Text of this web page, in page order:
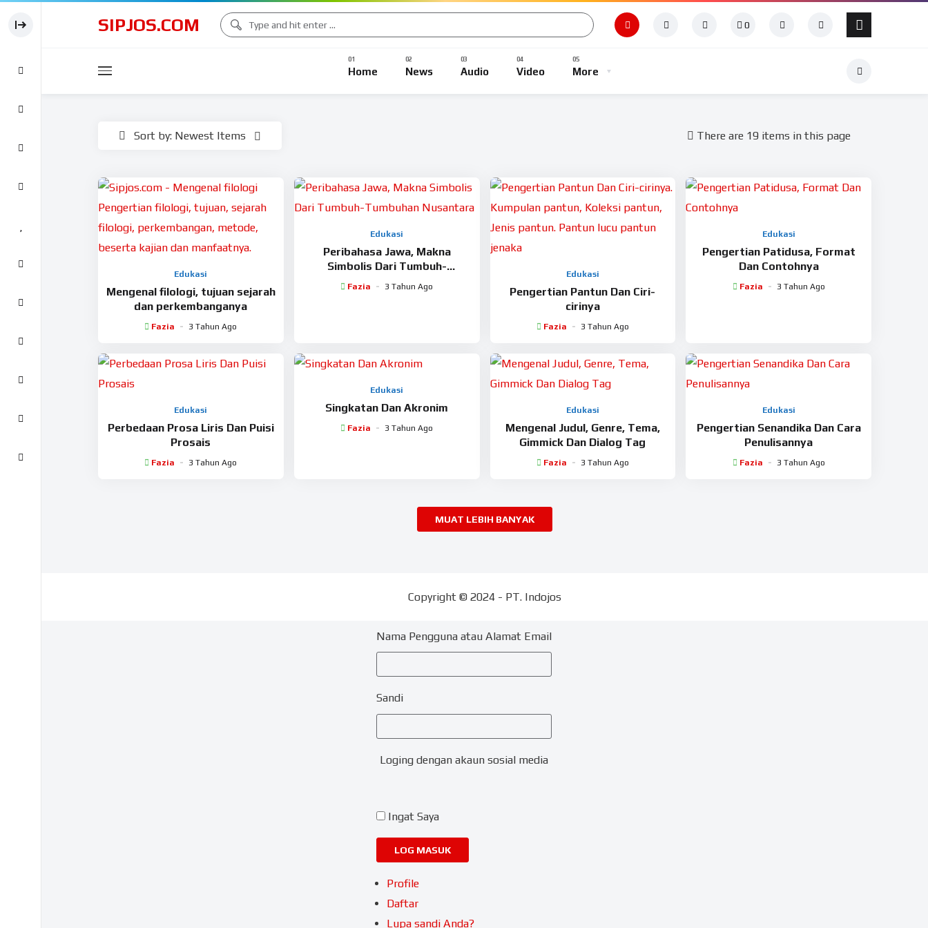
SIPJOS.COM 0
Home News Audio Video More
Sort by: Newest Items There are 19 items in this page
Edukasi
Mengenal filologi, tujuan sejarah
dan perkembanganya
Fazia 3 Tahun Ago
Edukasi
Peribahasa Jawa, Makna
Simbolis Dari Tumbuh-
Tumbuhan Nusantara
Fazia 3 Tahun Ago
Edukasi
Pengertian Pantun Dan Ciri-
cirinya
Fazia 3 Tahun Ago
Edukasi
Pengertian Patidusa, Format
Dan Contohnya
Fazia 3 Tahun Ago
Edukasi
Perbedaan Prosa Liris Dan Puisi
Prosais
Fazia 3 Tahun Ago
Edukasi
Singkatan Dan Akronim
Fazia 3 Tahun Ago
Edukasi
Mengenal Judul, Genre, Tema,
Gimmick Dan Dialog Tag
Fazia 3 Tahun Ago
Edukasi
Pengertian Senandika Dan Cara
Penulisannya
Fazia 3 Tahun Ago
MUAT LEBIH BANYAK
Copyright © 2024 - PT. Indojos
Nama Pengguna atau Alamat Email
Sandi
Loging dengan akaun sosial media
Ingat Saya
LOG MASUK
Profile
Daftar
Lupa sandi Anda?